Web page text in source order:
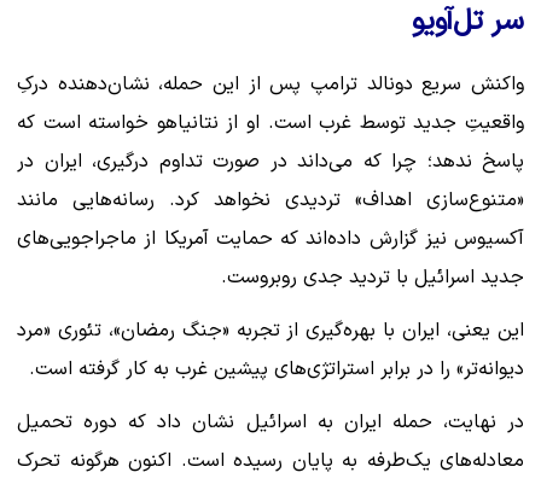
سر تل‌آویو
واکنش سریع دونالد ترامپ پس از این حمله، نشان‌دهنده درکِ
واقعیتِ جدید توسط غرب است. او از نتانیاهو خواسته است که
پاسخ ندهد؛ چرا که می‌داند در صورت تداوم درگیری، ایران در
«متنوع‌سازی اهداف» تردیدی نخواهد کرد. رسانه‌هایی مانند
آکسیوس نیز گزارش داده‌اند که حمایت آمریکا از ماجراجویی‌های
جدید اسرائیل با تردید جدی روبروست.
این یعنی، ایران با بهره‌گیری از تجربه «جنگ رمضان»، تئوری «مرد
دیوانه‌تر» را در برابر استراتژی‌های پیشین غرب به کار گرفته است.
در نهایت، حمله ایران به اسرائیل نشان داد که دوره تحمیل
معادله‌های یک‌طرفه به پایان رسیده است. اکنون هرگونه تحرک